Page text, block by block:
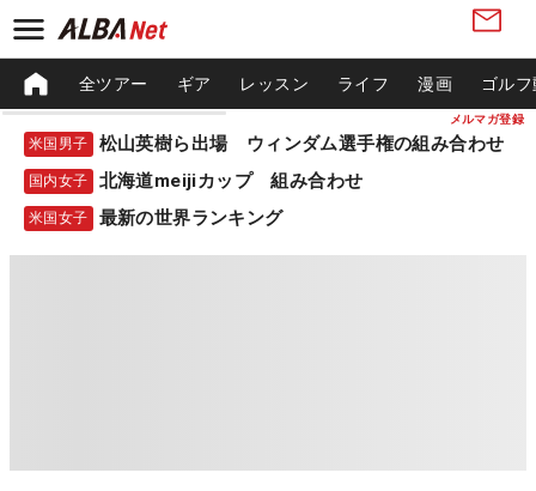
メルマガ登録
全ツアー ギア レッスン ライフ 漫画 ゴル
米国男子 松山英樹ら出場 ウィンダム選手権の組み合わせ
国内女子 北海道meijiカップ 組み合わせ
米国女子 最新の世界ランキング